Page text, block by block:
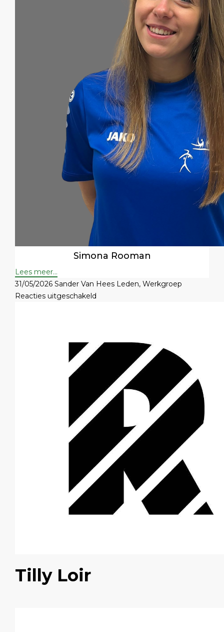
Simona Rooman
Lees meer...
31/05/2026 Sander Van Hees Leden, Werkgroep
Reacties uitgeschakeld
Tilly Loir